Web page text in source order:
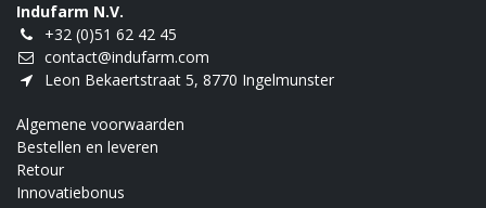
Indufarm N.V.
+32 (0)51 62 42 45
contact@indufarm.com
Leon Bekaertstraat 5, 8770 Ingelmunster
Algemene voorwaarden
Bestellen en leveren
Retour
Innovatiebonus